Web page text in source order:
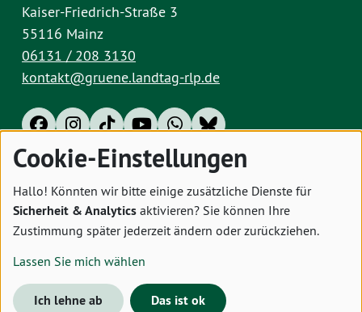
Kaiser-Friedrich-Straße 3
55116 Mainz
06131 / 208 3130
kontakt@gruene.landtag-rlp.de
Impressum Datenschutz Cookies
Cookie-Einstellungen
Hallo! Könnten wir bitte einige zusätzliche Dienste für
Sicherheit & Analytics aktivieren? Sie können Ihre
Zustimmung später jederzeit ändern oder zurückziehen.
Lassen Sie mich wählen
Ich lehne ab Das ist ok